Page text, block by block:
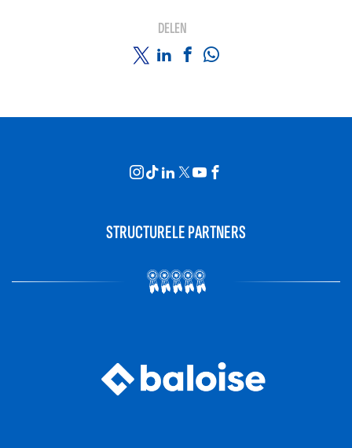
DELEN
STRUCTURELE PARTNERS